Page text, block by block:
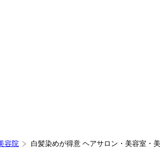
容院 白髪染めが得意 ヘアサロン・美容室・